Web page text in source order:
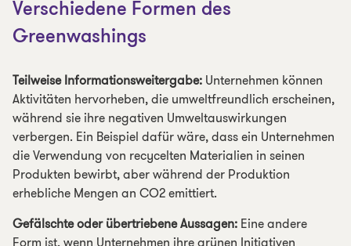
Verschiedene Formen des
Greenwashings
Teilweise Informationsweitergabe: Unternehmen können
Aktivitäten hervorheben, die umweltfreundlich erscheinen,
während sie ihre negativen Umweltauswirkungen
verbergen. Ein Beispiel dafür wäre, dass ein Unternehmen
die Verwendung von recycelten Materialien in seinen
Produkten bewirbt, aber während der Produktion
erhebliche Mengen an CO2 emittiert.
Gefälschte oder übertriebene Aussagen: Eine andere